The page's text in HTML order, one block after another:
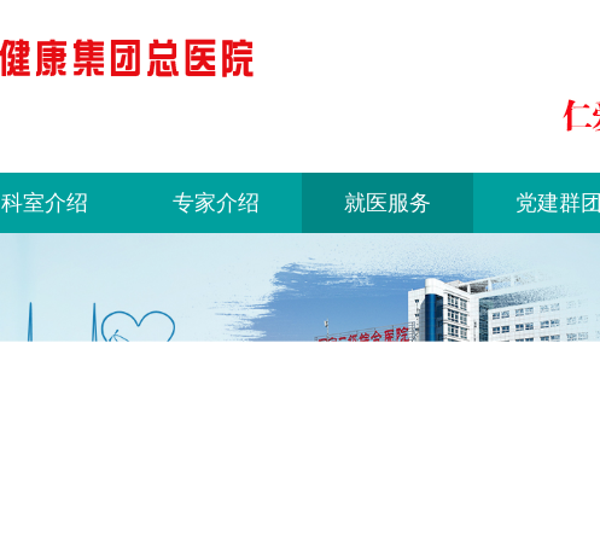
科室介绍 专家介绍 就医服务 党建群团